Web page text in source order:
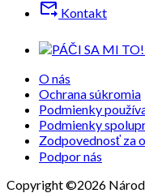
forward_to_inbox Kontakt
O nás
Ochrana súkromia
Podmienky
Podmienky
Zodpovednosť za
Podpor nás
Copyright ©2026